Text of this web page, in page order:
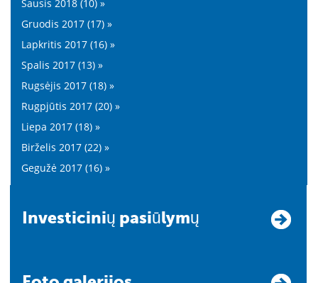
Sausis 2018 (10) »
Gruodis 2017 (17) »
Lapkritis 2017 (16) »
Spalis 2017 (13) »
Rugsėjis 2017 (18) »
Rugpjūtis 2017 (20) »
Liepa 2017 (18) »
Birželis 2017 (22) »
Gegužė 2017 (16) »
Investicinių pasiūlymų